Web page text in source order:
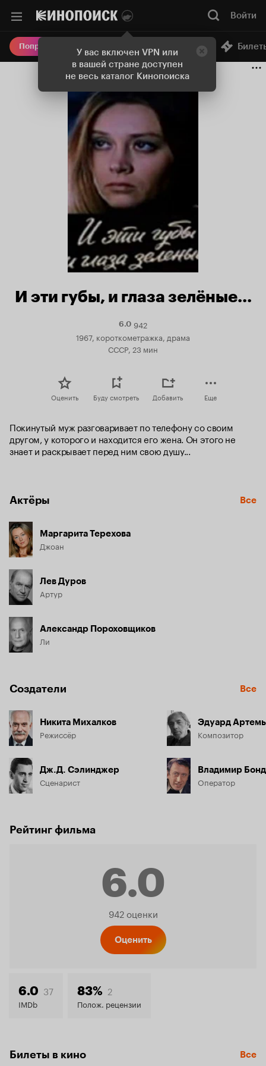
У вас включен VPN или
в вашей стране доступен
не весь каталог Кинопоиска
Войти
Попробовать Плюс Онлайн-кинотеатр
И эти губы, и глаза зелёные…
6.0Рейтинг
942
1967, короткометражка, драма
СССР, 23 мин
Оценить Буду смотреть Добавить Еще
Покинутый муж разговаривает по телефону со своим
другом, у которого и находится его жена. Он этого не
знает и раскрывает перед ним свою душу...
Актёры Все
Маргарита Терехова
Джоан
Лев Дуров
Артур
Александр Пороховщиков
Ли
Создатели Все
Никита Михалков
Режиссёр
Дж.Д. Сэлинджер
Сценарист
Эдуард
Композитор
Владимир
Оператор
Рейтинг фильма
6.0
Рейтинг
6.0
942 оценки
Оценить
6.0 37
IMDb
83% 2
Полож. рецензии
Билеты в кино Все